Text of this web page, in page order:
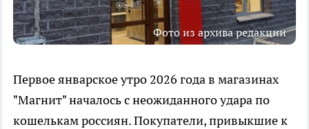
Фото из архива редакции
Первое январское утро 2026 года в магазинах
"Магнит" началось с неожиданного удара по
кошелькам россиян. Покупатели, привыкшие к